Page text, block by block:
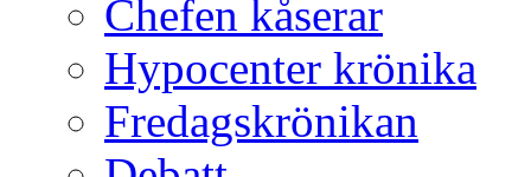
Chefen kåserar
Hypocenter krönika
Fredagskrönikan